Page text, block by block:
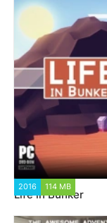
2016 114 MB
Life in Bunker